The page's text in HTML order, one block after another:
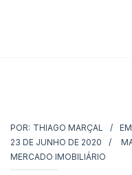
POR: THIAGO MARÇAL
EM
23 DE JUNHO DE 2020
MERCADO IMOBILIÁRIO